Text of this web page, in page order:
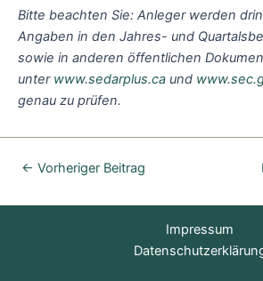
Bitte beachten Sie: Anleger werden
Angaben in den Jahres- und
sowie in anderen öffentlichen
unter www.sedarplus.ca und
genau zu prüfen.
← Vorheriger Beitrag
Impressum